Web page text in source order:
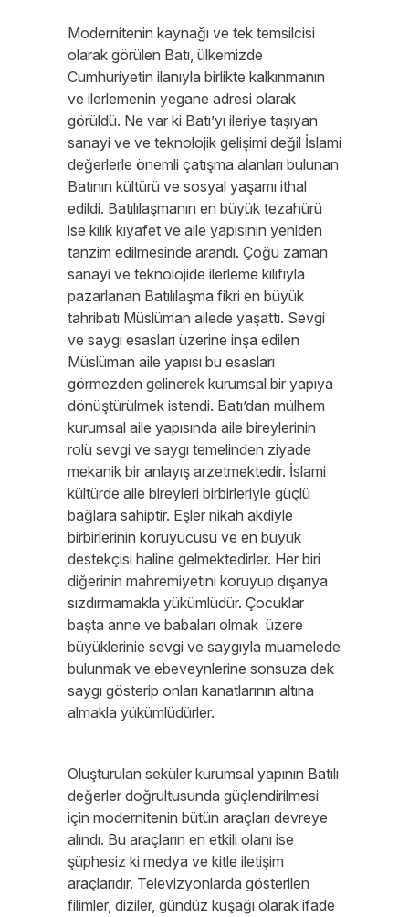
Modernitenin kaynağı ve tek temsilcisi
olarak görülen Batı, ülkemizde
Cumhuriyetin ilanıyla birlikte kalkınmanın
ve ilerlemenin yegane adresi olarak
görüldü. Ne var ki Batı’yı ileriye taşıyan
sanayi ve ve teknolojik gelişimi değil İslami
değerlerle önemli çatışma alanları bulunan
Batının kültürü ve sosyal yaşamı ithal
edildi. Batılılaşmanın en büyük tezahürü
ise kılık kıyafet ve aile yapısının yeniden
tanzim edilmesinde arandı. Çoğu zaman
sanayi ve teknolojide ilerleme kılıfıyla
pazarlanan Batılılaşma fikri en büyük
tahribatı Müslüman ailede yaşattı. Sevgi
ve saygı esasları üzerine inşa edilen
Müslüman aile yapısı bu esasları
görmezden gelinerek kurumsal bir yapıya
dönüştürülmek istendi. Batı’dan mülhem
kurumsal aile yapısında aile bireylerinin
rolü sevgi ve saygı temelinden ziyade
mekanik bir anlayış arzetmektedir. İslami
kültürde aile bireyleri birbirleriyle güçlü
bağlara sahiptir. Eşler nikah akdiyle
birbirlerinin koruyucusu ve en büyük
destekçisi haline gelmektedirler. Her biri
diğerinin mahremiyetini koruyup dışarıya
sızdırmamakla yükümlüdür. Çocuklar
başta anne ve babaları olmak üzere
büyüklerinie sevgi ve saygıyla muamelede
bulunmak ve ebeveynlerine sonsuza dek
saygı gösterip onları kanatlarının altına
almakla yükümlüdürler.
Oluşturulan seküler kurumsal yapının Batılı
değerler doğrultusunda güçlendirilmesi
için modernitenin bütün araçları devreye
alındı. Bu araçların en etkili olanı ise
şüphesiz ki medya ve kitle iletişim
araçlarıdır. Televizyonlarda gösterilen
filimler, diziler, gündüz kuşağı olarak ifade